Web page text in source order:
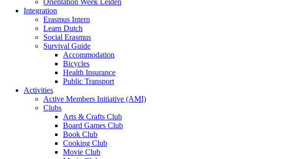
Integration
Erasmus Intern
Learn Dutch
Social Erasmus
Survival Guide
Accommodation
Bicycles
Health Insurance
Public Transport
Activities
Active Members Initiative (AMI)
Clubs
Arts & Crafts Club
Board Games Club
Book Club
Cooking Club
Movie Club